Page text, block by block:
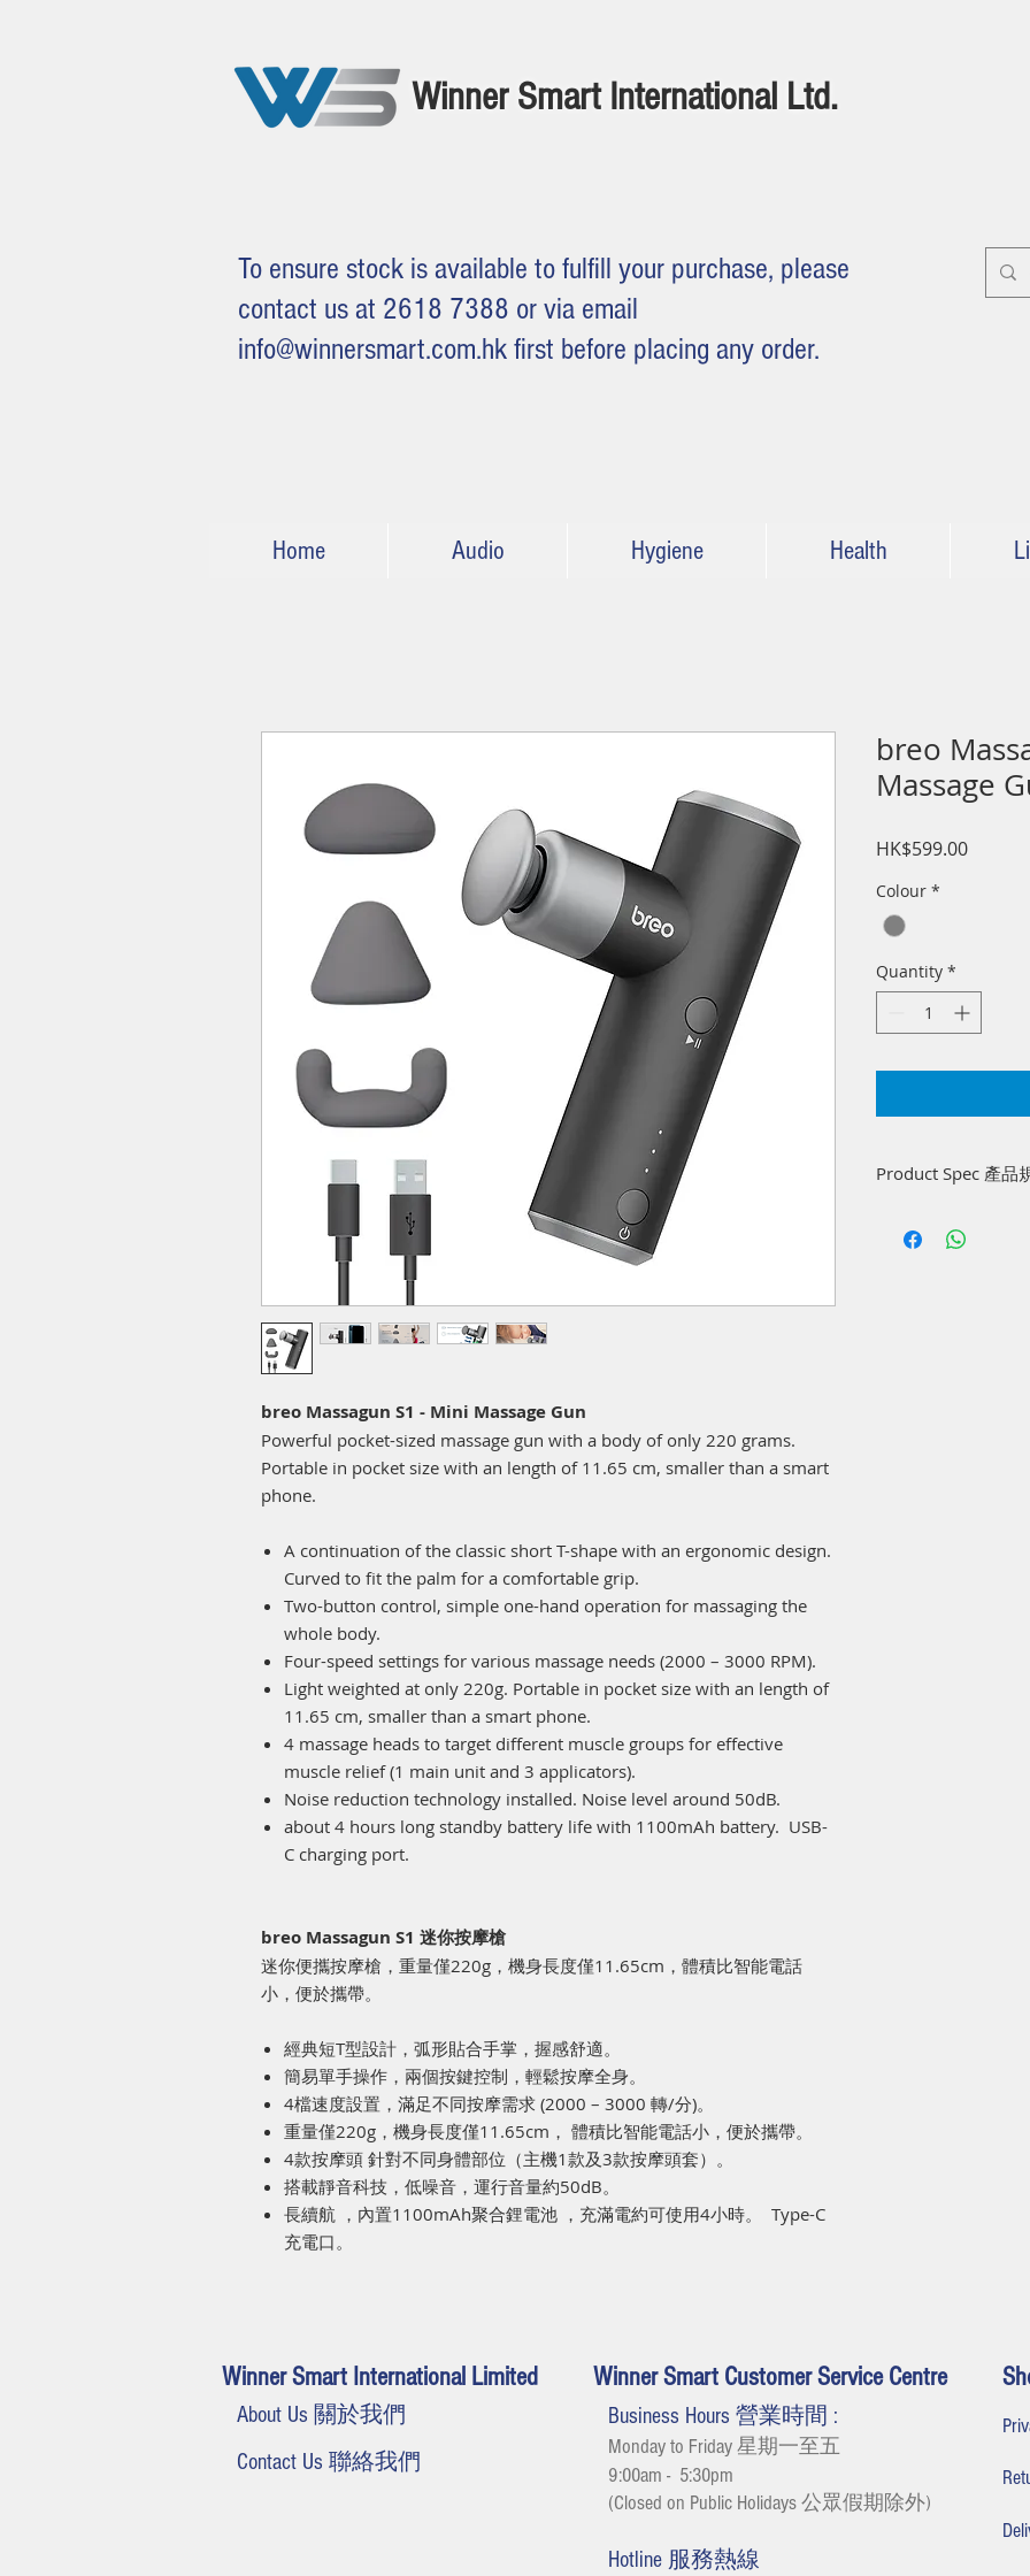
Winner Smart International Ltd.
To ensure stock is available to fulfill your purchase, please
contact us at 2618 7388 or via email
info@winnersmart.com.hk first before placing any order.
Home Audio Hygiene Health
breo Massagun S1 - Mini Massage Gun
Powerful pocket-sized massage gun with a body of only 220 grams.
Portable in pocket size with an length of 11.65 cm, smaller than a smart
phone.
A continuation of the classic short T-shape with an ergonomic design.
Curved to fit the palm for a comfortable grip.
Two-button control, simple one-hand operation for massaging the
whole body.
Four-speed settings for various massage needs (2000 – 3000 RPM).
Light weighted at only 220g. Portable in pocket size with an length of
11.65 cm, smaller than a smart phone.
4 massage heads to target different muscle groups for effective
muscle relief (1 main unit and 3 applicators).
Noise reduction technology installed. Noise level around 50dB.
about 4 hours long standby battery life with 1100mAh battery. USB-
C charging port.
breo Massagun S1 迷你按摩槍
迷你便攜按摩槍，重量僅220g，機身長度僅11.65cm，體積比智能電話
小，便於攜帶。
經典短T型設計，弧形貼合手掌，握感舒適。
簡易單手操作，兩個按鍵控制，輕鬆按摩全身。
4檔速度設置，滿足不同按摩需求 (2000 – 3000 轉/分)。
重量僅220g ， 機身長度僅11.65cm ， 體積比智能電話小，便於攜帶。
4款按摩頭 針對不同身體部位（主機1款及3款按摩頭套）。
搭載靜音科技，低噪音，運行音量約50dB。
長續航 ，內置1100mAh聚合鋰電池 ，充滿電約可使用4小時。
Type-C
充電口。
breo
Massage
HK$599.00Price
Colour *
Quantity *
Product Spec 產品
Product Model:
Winner Smart International Limited
About Us 關於我們
Contact Us 聯絡我們
Winner Smart Customer Service Centre
Business Hours 營業時間 :
Monday to Friday 星期一至五
9:00am - 5:30pm
(Closed on Public Holidays 公眾假期除外)
Hotline 服務熱線